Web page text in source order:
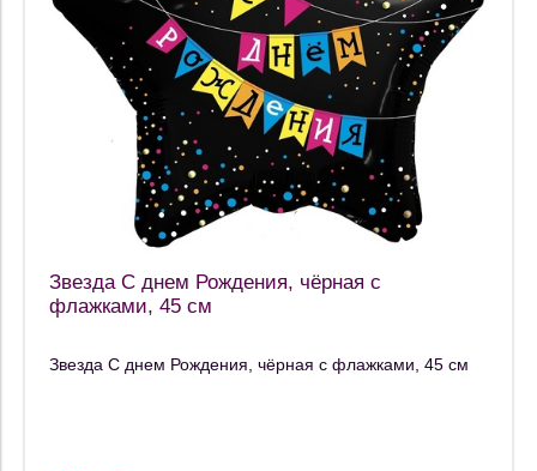
Звезда С днем Рождения, чёрная с
флажками, 45 см
Звезда С днем Рождения, чёрная с флажками, 45 см